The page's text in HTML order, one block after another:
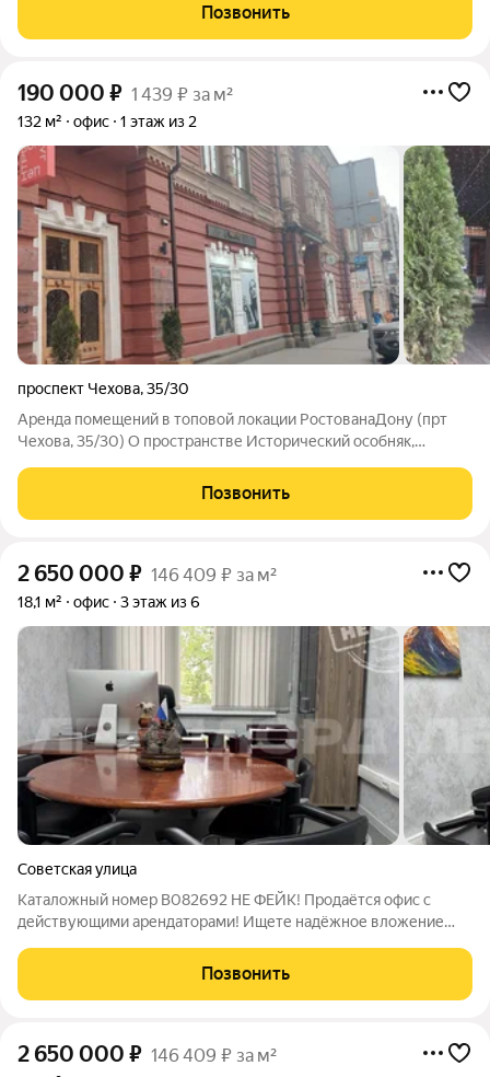
земля и здание в собственности, без долей. Полностью сдан
долгосрочным
Позвонить
190 000 ₽ 1 439 ₽ за м²
132 м² офис 1 этаж из 2
проспект Чехова,35/30
Аренда помещений в топовой локации РостованаДону (прт
Чехова, 35/30) О пространстве Исторический особняк,
для работы, отдыха и деловых встреч. Место уже полюбилось
ростовчанам и гостям города. В
Позвонить
2 650 000 ₽ 146 409 ₽ за м²
18,1 м² офис 3 этаж из 6
Советская улица
Каталожный номер B082692 НЕ ФЕЙК! Продаётся офис с
действующими арендаторами! Ищете надёжное вложение
престижном районе города, который уже
Позвонить
2 650 000 ₽ 146 409 ₽ за м²